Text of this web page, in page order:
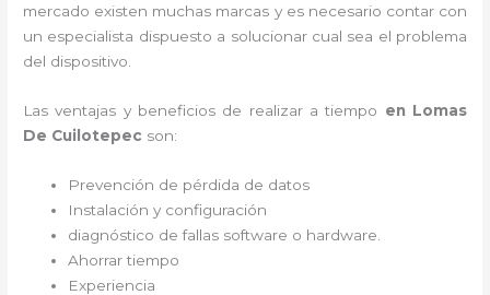
mercado existen muchas marcas y es necesario contar con
un especialista dispuesto a solucionar cual sea el problema
del dispositivo.
Las ventajas y beneficios de realizar a tiempo en Lomas
De Cuilotepec son:
Prevención de pérdida de datos
Instalación y configuración
diagnóstico de fallas software o hardware
Ahorrar tiempo
Experiencia